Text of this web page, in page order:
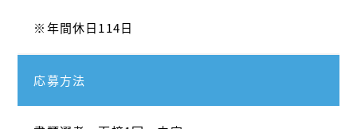
※年間休日114日
応募方法